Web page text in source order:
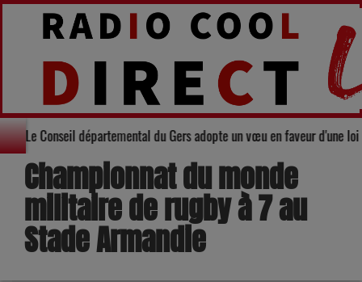
Solidarité : Le Conseil départemental du Gers adopte un vœu
Championnat du monde
militaire de rugby à 7 au
Stade Armandie